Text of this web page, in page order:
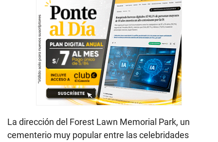
La dirección del Forest Lawn Memorial Park, un
cementerio muy popular entre las celebridades